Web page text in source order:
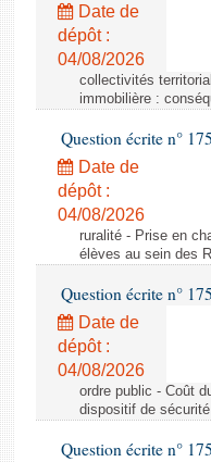
Date de
dépôt :
04/08/2026
collectivités
immobilière :
Question écrite n°
Date de
dépôt :
04/08/2026
ruralité - Prise en
élèves au sein des
Question écrite n°
Date de
dépôt :
04/08/2026
ordre public - Coût
dispositif de
Question écrite n°